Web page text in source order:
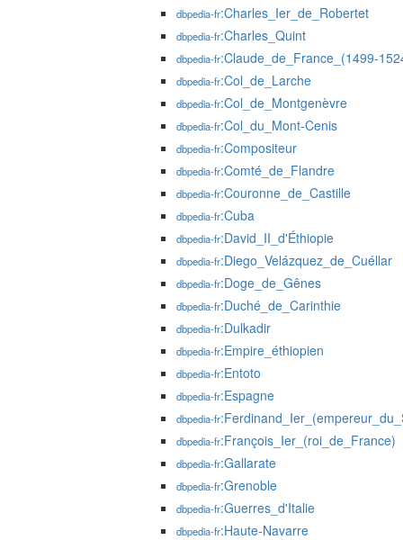
dbpedia-fr:Charles_Ier_de_Robertet
dbpedia-fr:Charles_Quint
dbpedia-fr:Claude_de_France_(1499-
dbpedia-fr:Col_de_Larche
dbpedia-fr:Col_de_Montgenèvre
dbpedia-fr:Col_du_Mont-Cenis
dbpedia-fr:Compositeur
dbpedia-fr:Comté_de_Flandre
dbpedia-fr:Couronne_de_Castille
dbpedia-fr:Cuba
dbpedia-fr:David_II_d'Éthiopie
dbpedia-fr:Diego_Velázquez_de_Cuéllar
dbpedia-fr:Doge_de_Gênes
dbpedia-fr:Duché_de_Carinthie
dbpedia-fr:Dulkadir
dbpedia-fr:Empire_éthiopien
dbpedia-fr:Entoto
dbpedia-fr:Espagne
dbpedia-fr
dbpedia-fr:François_Ier_(roi_de_France)
dbpedia-fr:Gallarate
dbpedia-fr:Grenoble
dbpedia-fr:Guerres_d'Italie
dbpedia-fr:Haute-Navarre